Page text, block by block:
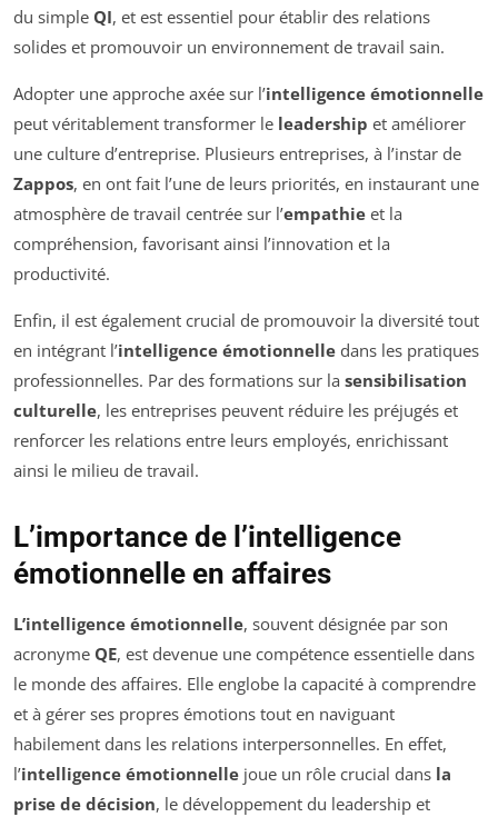
du simple QI, et est essentiel pour établir des relations
solides et promouvoir un environnement de travail sain.
Adopter une approche axée sur l’intelligence émotionnelle
peut véritablement transformer le leadership et améliorer
une culture d’entreprise. Plusieurs entreprises, à l’instar de
Zappos, en ont fait l’une de leurs priorités, en instaurant une
atmosphère de travail centrée sur l’empathie et la
compréhension, favorisant ainsi l’innovation et la
productivité.
Enfin, il est également crucial de promouvoir la diversité tout
en intégrant l’intelligence émotionnelle dans les pratiques
professionnelles. Par des formations sur la sensibilisation
culturelle, les entreprises peuvent réduire les préjugés et
renforcer les relations entre leurs employés, enrichissant
ainsi le milieu de travail.
L’importance de l’intelligence
émotionnelle en affaires
L’intelligence émotionnelle, souvent désignée par son
acronyme QE, est devenue une compétence essentielle dans
le monde des affaires. Elle englobe la capacité à comprendre
et à gérer ses propres émotions tout en naviguant
habilement dans les relations interpersonnelles. En effet,
l’intelligence émotionnelle joue un rôle crucial dans la
prise de décision, le développement du leadership et